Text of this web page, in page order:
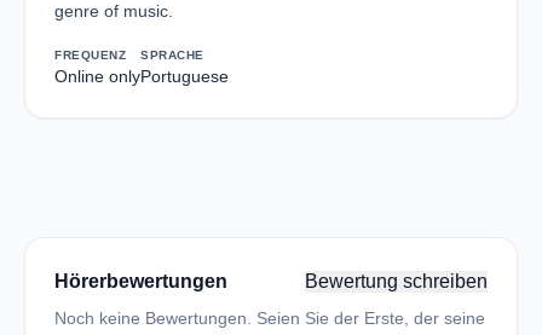
genre of music.
FREQUENZ
Online only
SPRACHE
Portuguese
Hörerbewertungen Bewertung schreiben
Noch keine Bewertungen. Seien Sie der Erste, der seine